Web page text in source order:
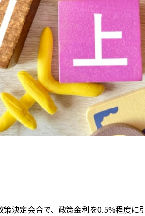
決定会合で、政策金利を0.5%程度に